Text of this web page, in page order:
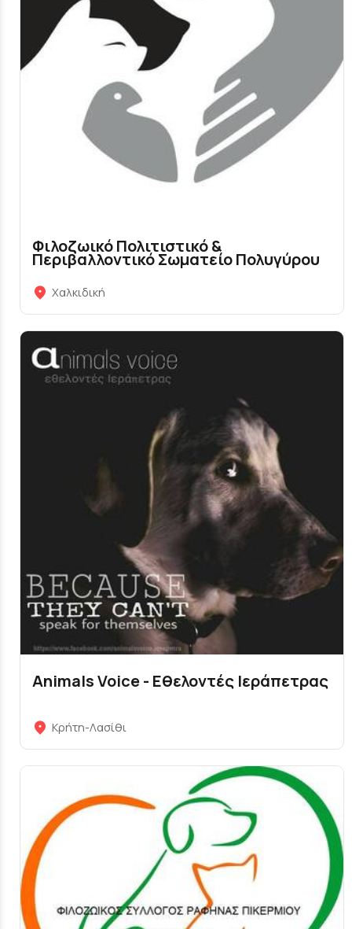
Φιλοζωικό Πολιτιστικό &
Περιβαλλοντικό Σωματείο Πολυγύρου
Χαλκιδική
Animals Voice - Eθελοντές Ιεράπετρας
Κρήτη-Λασίθι